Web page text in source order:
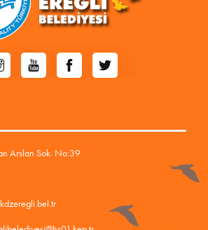
Arslan Sok. No:39